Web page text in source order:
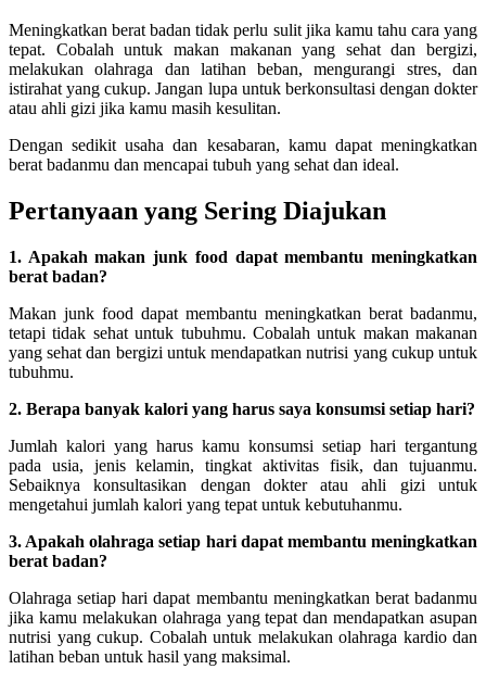
Meningkatkan berat badan tidak perlu sulit jika kamu tahu cara yang
tepat. Cobalah untuk makan makanan yang sehat dan bergizi,
melakukan olahraga dan latihan beban, mengurangi stres, dan
istirahat yang cukup. Jangan lupa untuk berkonsultasi dengan dokter
atau ahli gizi jika kamu masih kesulitan.
Dengan sedikit usaha dan kesabaran, kamu dapat meningkatkan
berat badanmu dan mencapai tubuh yang sehat dan ideal.
Pertanyaan yang Sering Diajukan
1. Apakah makan junk food dapat membantu meningkatkan
berat badan?
Makan junk food dapat membantu meningkatkan berat badanmu,
tetapi tidak sehat untuk tubuhmu. Cobalah untuk makan makanan
yang sehat dan bergizi untuk mendapatkan nutrisi yang cukup untuk
tubuhmu.
2. Berapa banyak kalori yang harus saya konsumsi setiap hari?
Jumlah kalori yang harus kamu konsumsi setiap hari tergantung
pada usia, jenis kelamin, tingkat aktivitas fisik, dan tujuanmu.
Sebaiknya konsultasikan dengan dokter atau ahli gizi untuk
mengetahui jumlah kalori yang tepat untuk kebutuhanmu.
3. Apakah olahraga setiap hari dapat membantu meningkatkan
berat badan?
Olahraga setiap hari dapat membantu meningkatkan berat badanmu
jika kamu melakukan olahraga yang tepat dan mendapatkan asupan
nutrisi yang cukup. Cobalah untuk melakukan olahraga kardio dan
latihan beban untuk hasil yang maksimal.